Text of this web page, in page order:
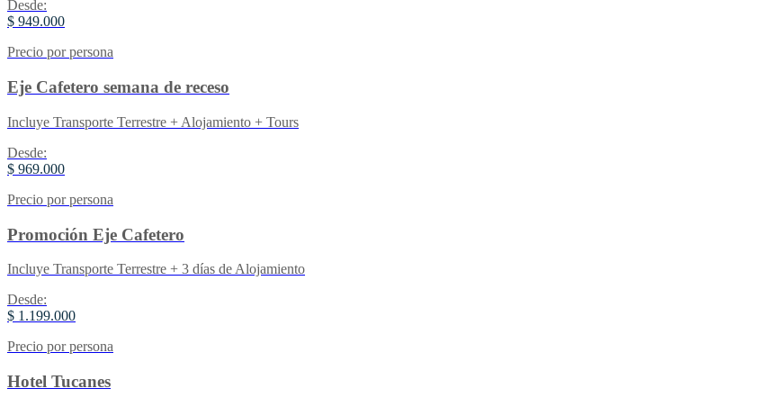
Desde:
$ 949.000
Precio por persona
Eje Cafetero semana de receso
Incluye Transporte Terrestre + Alojamiento + Tours
Desde:
$ 969.000
Precio por persona
Promoción Eje Cafetero
Incluye Transporte Terrestre + 3 días de Alojamiento
Desde:
$ 1.199.000
Precio por persona
Hotel Tucanes